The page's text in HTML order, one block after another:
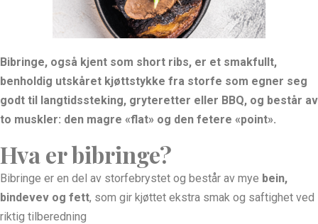
Bibringe, også kjent som short ribs, er et smakfullt,
benholdig utskåret kjøttstykke fra storfe som egner seg
godt til langtidssteking, gryteretter eller BBQ, og består av
to muskler: den magre «flat» og den fetere «point».
Hva er bibringe?
Bibringe er en del av storfebrystet og består av mye bein,
bindevev og fett, som gir kjøttet ekstra smak og saftighet ved
riktig tilberedning